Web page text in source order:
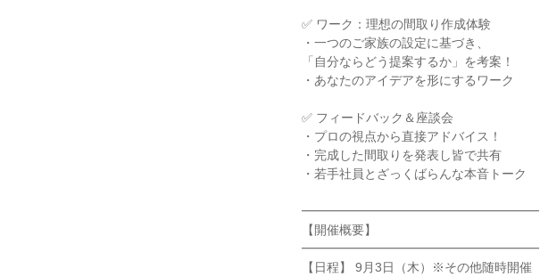
✅ ワーク：理想の間取り作成体験
・一つのご家族の設定に基づき、
「自分ならどう提案するか」を考案！
・あなたのアイデアを形にするワーク
✅ フィードバック＆座談会
・プロの視点から直接アドバイス！
・完成した間取りを発表し皆で共有
・若手社員とざっくばらんな本音トーク
━━━━━━━━━━━━━━━━━━━
【開催概要】
━━━━━━━━━━━━━━━━━━━
【日程】 9月3日（木）※その他随時開催